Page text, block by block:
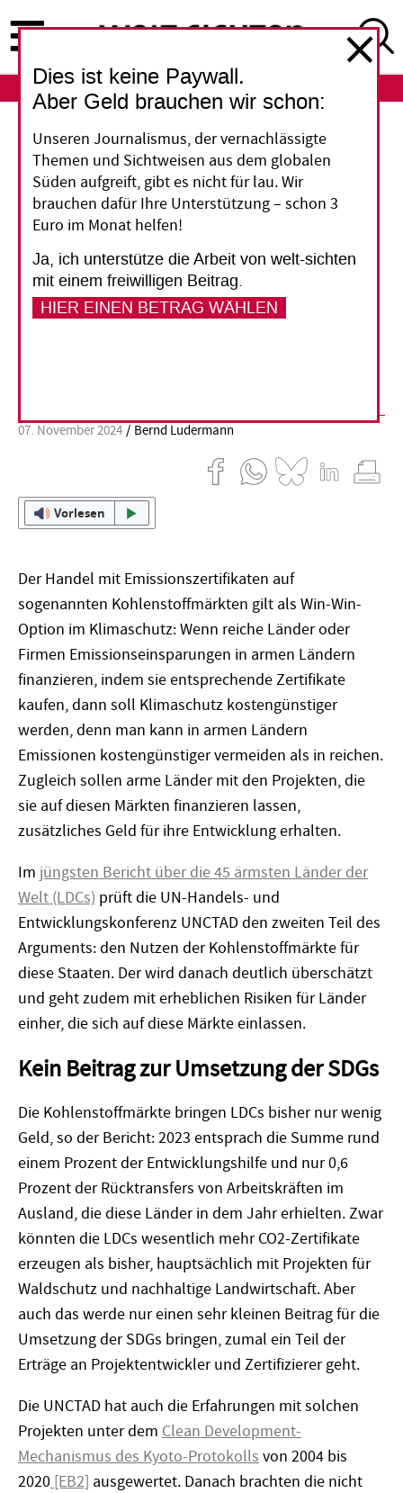
zum
Inhalt
ABO
Emissionshandel
Wenig Nutzen für die
ärmsten Länder
Reiche Staaten und Firmen kaufen
Emissionsrechte auf internationalen
Kohlenstoffmärkten. Den ärmsten Ländern, die
07. November 2024 Bernd Ludermann
Vorlesen
Der Handel mit Emissionszertifikaten auf
sogenannten Kohlenstoffmärkten gilt als Win-Win-
Option im Klimaschutz: Wenn reiche Länder oder
Firmen Emissionseinsparungen in armen Ländern
finanzieren, indem sie entsprechende Zertifikate
kaufen, dann soll Klimaschutz kostengünstiger
werden, denn man kann in armen Ländern
Emissionen kostengünstiger vermeiden als in reichen.
Zugleich sollen arme Länder mit den Projekten, die
sie auf diesen Märkten finanzieren lassen,
zusätzliches Geld für ihre Entwicklung erhalten.
Im jüngsten Bericht über die 45 ärmsten Länder der
Welt (LDCs) prüft die UN-Handels- und
Entwicklungskonferenz UNCTAD den zweiten Teil des
Arguments: den Nutzen der Kohlenstoffmärkte für
diese Staaten. Der wird danach deutlich überschätzt
und geht zudem mit erheblichen Risiken für Länder
einher, die sich auf diese Märkte einlassen.
Kein Beitrag zur Umsetzung der SDGs
Die Kohlenstoffmärkte bringen LDCs bisher nur wenig
Geld, so der Bericht: 2023 entsprach die Summe rund
einem Prozent der Entwicklungshilfe und nur 0,6
Prozent der Rücktransfers von Arbeitskräften im
Ausland, die diese Länder in dem Jahr erhielten. Zwar
könnten die LDCs wesentlich mehr CO2-Zertifikate
erzeugen als bisher, hauptsächlich mit Projekten für
Waldschutz und nachhaltige Landwirtschaft. Aber
auch das werde nur einen sehr kleinen Beitrag für die
Umsetzung der SDGs bringen, zumal ein Teil der
Erträge an Projektentwickler und Zertifizierer geht.
Die UNCTAD hat auch die Erfahrungen mit solchen
Projekten unter dem Clean Development-
Mechanismus des Kyoto-Protokolls von 2004 bis
2020 [EB2] ausgewertet. Danach brachten die nicht
Dies ist keine Paywall.
Aber Geld brauchen wir schon:
Unseren Journalismus, der vernachlässigte
Themen und Sichtweisen aus dem globalen
Süden aufgreift, gibt es nicht für lau. Wir
brauchen dafür Ihre Unterstützung – schon 3
Euro im Monat helfen!
Ja, ich unterstütze die Arbeit von welt-sichten
mit einem freiwilligen Beitrag.
HIER EINEN BETRAG WÄHLEN